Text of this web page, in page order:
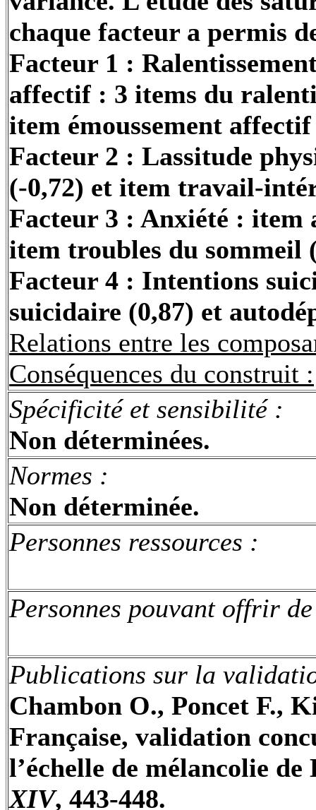
chaque facteur a permis
Facteur 1 :
affectif : 3 items du
item émoussement
Facteur 2 : Lassitude
(-0,72) et item travail-
Facteur 3 : Anxiété : item
item troubles du sommeil
Facteur 4 : Intentions
suicidaire (0,87) et
Relations entre les
Conséquences du construit :
Spécificité et sensibilité :
Non déterminées.
Normes :
Non déterminée.
Personnes ressources :
Personnes pouvant offrir
Publications sur la
Chambon O., Poncet F.,
Française, validation
l’échelle de mélancolie de
XIV, 443-448.